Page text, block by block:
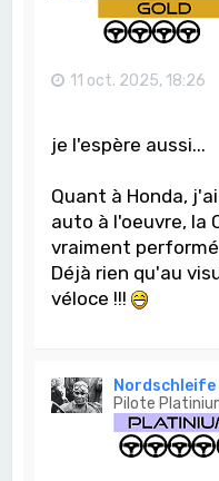
11 oct. 2025, 18:26
je l'espère aussi...
Quant à Honda,
auto à l'oeuvre, la
vraiment
Déjà rien qu'au
véloce !!!
Nordschleife
Pilote